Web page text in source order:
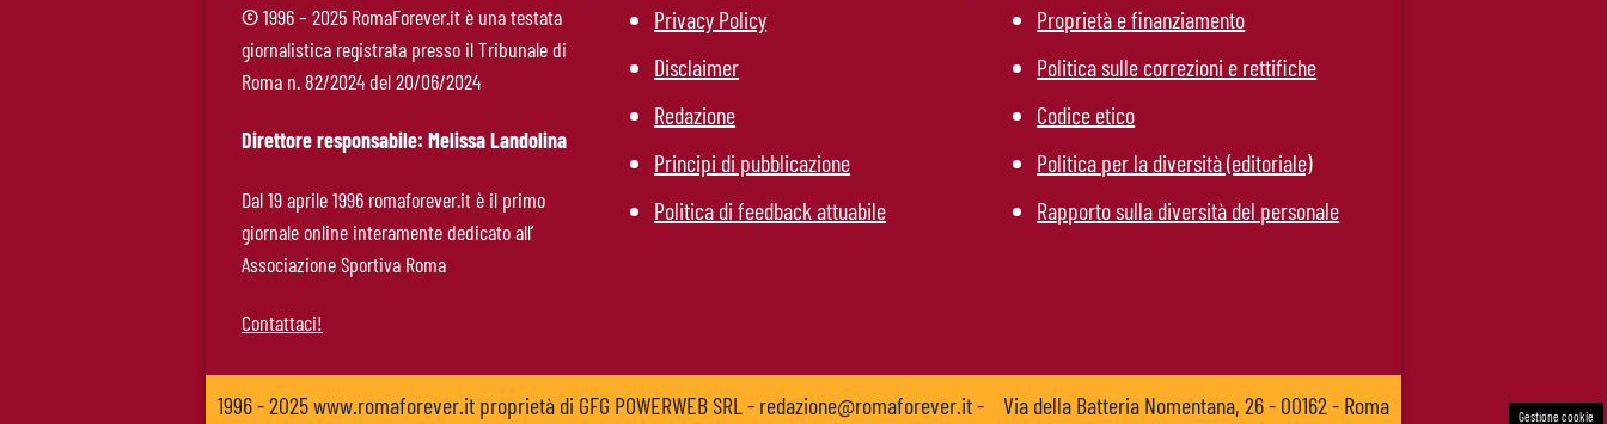
©1996 – 2025 RomaForever.it è una testata
giornalistica registrata presso il Tribunale di
Roma n. 82/2024 del 20/06/2024
Direttore responsabile: Melissa Landolina
Dal 19 aprile 1996 romaforever.it è il primo
giornale online interamente dedicato all’
Associazione Sportiva Roma
Contattaci!
Privacy Policy
Disclaimer
Redazione
Principi di pubblicazione
Politica di feedback attuabile
Proprietà e finanziamento
Politica sulle correzioni e rettifiche
Codice etico
Politica per la diversità (editoriale)
Rapporto sulla diversità del personale
1996 - 2025 www.romaforever.it proprietà di GFG POWERWEB SRL - redazione@romaforever.it - Via della Batteria Nomentana, 26 - 00162 - Roma Gestione cookie